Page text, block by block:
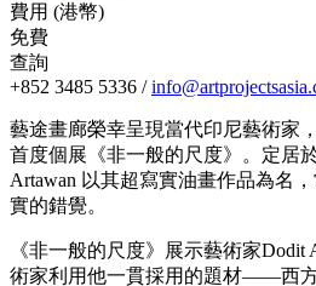
費用 (港幣)
免費
查詢
+852 3485 5336 /
藝途畫廊榮幸呈現當代印尼藝術家
首度個展《非一般的尺度》。定居
Artawan 以其超寫實油畫作品為名
實的錯覺。
《非一般的尺度》展示藝術家Dodit
術家利用他一貫採用的題材——西